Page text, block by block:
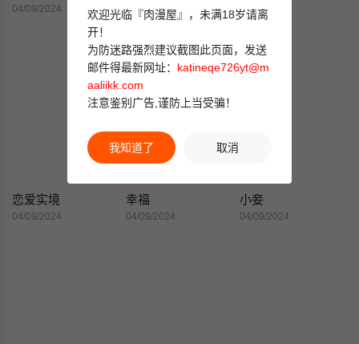
04/09/2024 04/09/2024 04/09/2024
恋爱实境
04/09/2024
幸福
04/09/2024
小妾
04/09/2024
欢迎光临『肉漫屋』，未满18岁请离
开！
为防迷路强烈建议截图此页面，发送
邮件得最新网址： katineqe726yt@m
aaliikk.com
注意鉴别广告,谨防上当受骗！
我知道了 取消